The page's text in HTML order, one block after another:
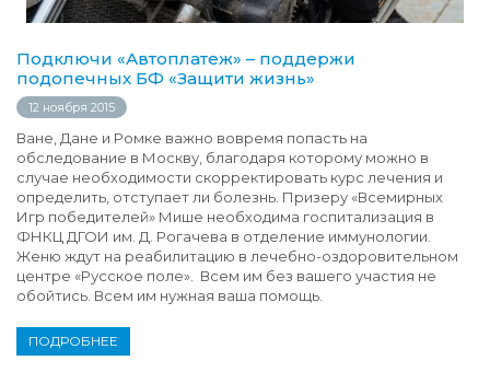
Подключи «Автоплатеж» – поддержи
подопечных БФ «Защити жизнь»
12 ноября 2015
Ване, Дане и Ромке важно вовремя попасть на
обследование в Москву, благодаря которому можно в
случае необходимости скорректировать курс лечения и
определить, отступает ли болезнь. Призеру «Всемирных
Игр победителей» Мише необходима госпитализация в
ФНКЦ ДГОИ им. Д. Рогачева в отделение иммунологии.
Женю ждут на реабилитацию в лечебно-оздоровительном
центре «Русское поле». Всем им без вашего участия не
обойтись. Всем им нужная ваша помощь.
ПОДРОБНЕЕ